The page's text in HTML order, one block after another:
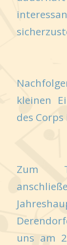
kleinen
des
Zum
uns am